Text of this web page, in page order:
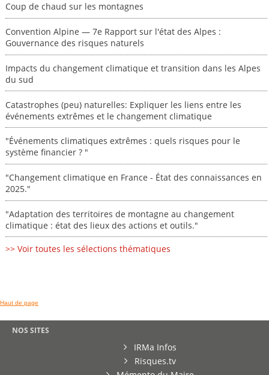
Coup de chaud sur les montagnes
Convention Alpine — 7e Rapport sur l'état des Alpes :
Gouvernance des risques naturels
Impacts du changement climatique et transition dans les Alpes
du sud
Catastrophes (peu) naturelles: Expliquer les liens entre les
événements extrêmes et le changement climatique
"Événements climatiques extrêmes : quels risques pour le
système financier ? "
"Changement climatique en France - État des connaissances en
2025."
"Adaptation des territoires de montagne au changement
climatique : état des lieux des actions et outils."
>> Voir toutes les sélections thématiques
Haut de page
NOS SITES
IRMa Infos
Risques.tv